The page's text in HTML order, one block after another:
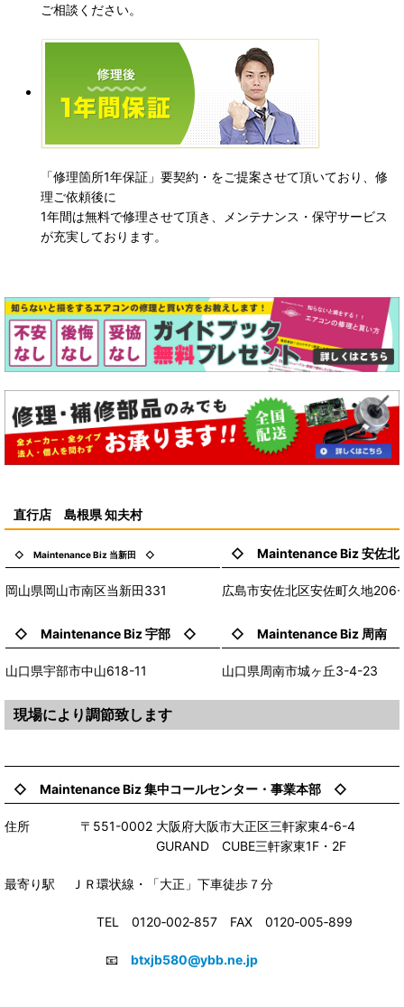
ご相談ください。
「修理箇所1年保証」要契約・をご提案させて頂いており、修
理ご依頼後に
1年間は無料で修理させて頂き、メンテナンス・保守サービス
が充実しております。
直行店 島根県 知夫村
◇ Maintenance Biz 当新田 ◇
岡山県岡山市南区当新田331
◇ Maintenance Biz 安佐
広島市安佐北区安佐町久地
◇ Maintenance Biz 宇部 ◇
山口県宇部市中山618-11
◇ Maintenance Biz 周南
山口県周南市城ヶ丘3-4-23
現場により調節致します
◇ Maintenance Biz 集中コールセンター・事業本部 ◇
住所 〒551-0002 大阪府大阪市大正区三軒家東4-6-4
GURAND CUBE三軒家東1F・2F
最寄り駅 ＪＲ環状線・「大正」下車徒歩７分
TEL 0120‐002‐857 FAX 0120‐005‐899
📧 btxjb580@ybb.ne.jp